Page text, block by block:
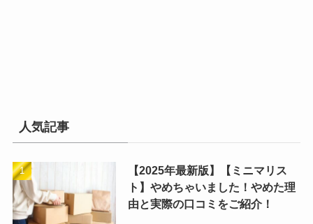
人気記事
【2025年最新版】【ミニマリス
ト】やめちゃいました！やめた理
由と実際の口コミをご紹介！